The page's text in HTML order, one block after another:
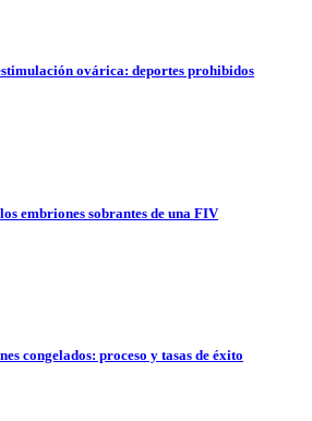
ovárica: deportes prohibidos
embriones sobrantes de una FIV
congelados: proceso y tasas de éxito